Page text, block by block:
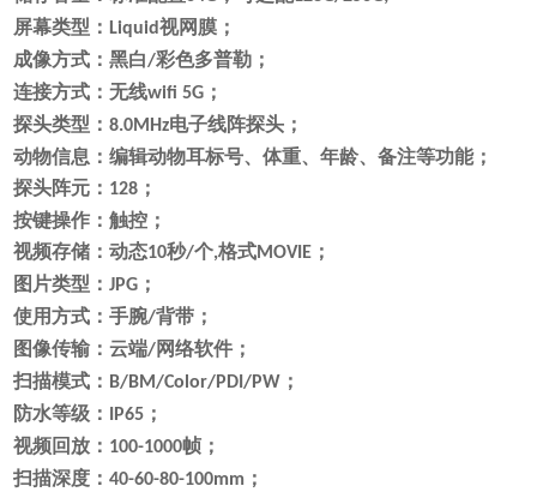
屏幕类型：Liquid视网膜；
成像方式：黑白/彩色多普勒；
连接方式：无线wifi 5G ；
探头类型：8.0MHz电子线阵探头；
动物信息：编辑动物耳标号、体重、年龄、备注等功能；
探头阵元： 128 ；
按键操作：触控；
视频存储：动态10秒/个,格式MOVIE ；
图片类型：JPG ；
使用方式：手腕/背带；
图像传输：云端/网络软件；
扫描模式： B/BM/Color/PDI/PW ；
防水等级： IP65 ；
视频回放： 100-1000帧；
扫描深度：40-60-80-100mm ；